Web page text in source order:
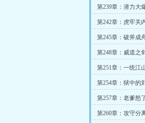
第239章：潜力大
第242章：虎牢关
第245章：破斧成
第248章：威道之
第251章：一统江
第254章：狱中的
第257章：老爹怒
第260章：攻守分